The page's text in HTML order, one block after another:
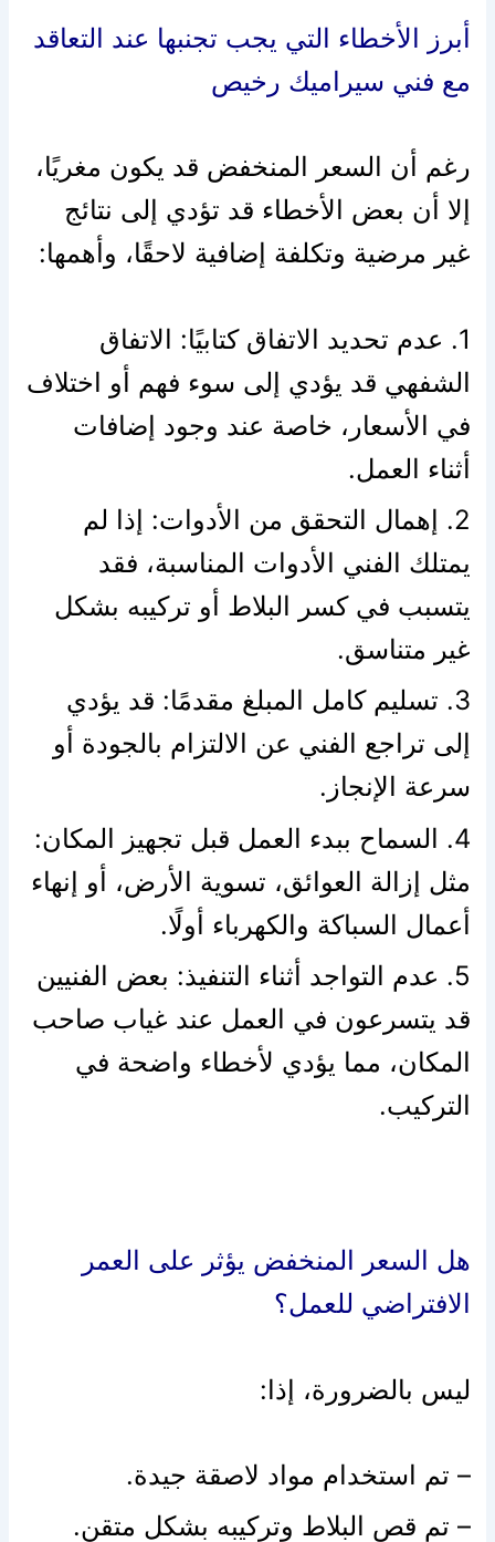
أبرز الأخطاء التي يجب تجنبها عند التعاقد
مع فني سيراميك رخيص
رغم أن السعر المنخفض قد يكون مغريًا،
إلا أن بعض الأخطاء قد تؤدي إلى نتائج
غير مرضية وتكلفة إضافية لاحقًا، وأهمها:
1. عدم تحديد الاتفاق كتابيًا: الاتفاق
الشفهي قد يؤدي إلى سوء فهم أو اختلاف
في الأسعار، خاصة عند وجود إضافات
أثناء العمل.
2. إهمال التحقق من الأدوات: إذا لم
يمتلك الفني الأدوات المناسبة، فقد
يتسبب في كسر البلاط أو تركيبه بشكل
غير متناسق.
3. تسليم كامل المبلغ مقدمًا: قد يؤدي
إلى تراجع الفني عن الالتزام بالجودة أو
سرعة الإنجاز.
4. السماح ببدء العمل قبل تجهيز المكان:
مثل إزالة العوائق، تسوية الأرض، أو إنهاء
أعمال السباكة والكهرباء أولًا.
5. عدم التواجد أثناء التنفيذ: بعض الفنيين
قد يتسرعون في العمل عند غياب صاحب
المكان، مما يؤدي لأخطاء واضحة في
التركيب.
هل السعر المنخفض يؤثر على العمر
الافتراضي للعمل؟
ليس بالضرورة، إذا:
– تم استخدام مواد لاصقة جيدة.
– تم قص البلاط وتركيبه بشكل متقن.